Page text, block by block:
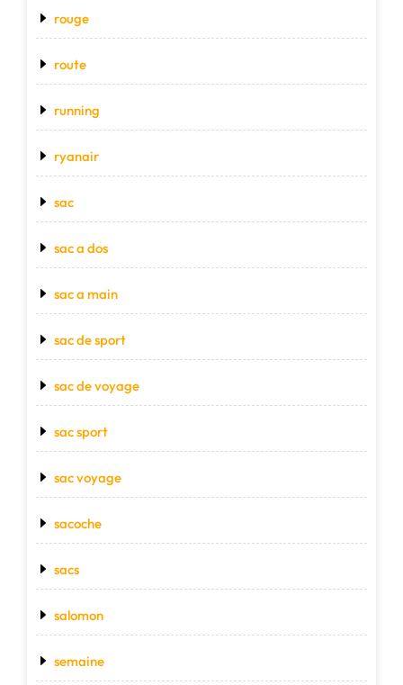
rouge
route
running
ryanair
sac
sac a dos
sac a main
sac de sport
sac de voyage
sac sport
sac voyage
sacoche
sacs
salomon
semaine